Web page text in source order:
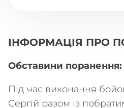
ІНФОРМАЦІЯ ПРО
Обставини поранення:
Під час виконання
Сергій разом із